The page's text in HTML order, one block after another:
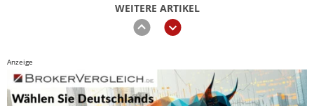
WEITERE ARTIKEL
zurückweiter
Anzeige